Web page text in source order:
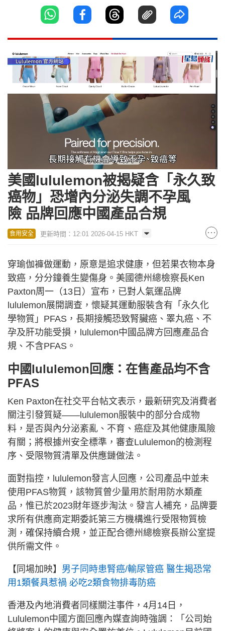
Unmute Loaded:
59.86%
美國lululemon被揭疑含「永久致
癌物」恐增內分泌失調不孕風
險 品牌回應中國產品合規
食用安全 更新時間：12:01 2026-04-15 HKT
穿瑜伽褲做運動，原意是追求健康，但若果衣物本身
致癌，分分鐘養生變傷身。美國德州總檢察長Ken
Paxton周一（13日）宣布，已對人氣運品牌
lululemon展開調查，懷疑其運動服裝含有「永久化
學物質」PFAS，長期接觸恐致腎臟癌、睪丸癌、不
孕及肝功能受損，lululemon中國品牌方回應產品合
規、不含PFAS。
中國lululemon回應：在售產品均不含
PFAS
Ken Paxton在社交平台帖文表示，最新研究及消費者
關注引發質疑——lululemon服裝中的部分合成物
料，是否與內分泌紊亂、不育、癌症及其他健康風險
有關；將根據州安全標準，審查Lululemon的檢測程
序、受限物質清單及供應鏈做法。
面對指控，lululemon發言人回應，公司產品中並未
使用PFAS物質，該物質曾少量用於耐用防水類產
品，惟已於2023財年逐步淘汰。發言人補充，品牌要
求所有供應商定期委託第三方機構進行受限物質檢
測，確保持續合規，並正配合德州總檢察長辦公室提
供所需文件。
【同場加映】 男子同時患腎癌/輸尿管癌 醫生揭恐常
用1類餐具惹禍 必吃2類食物排毒防癌
香港及內地消費者同樣關注事件，4月14日，
Lululemon中國方面回應內媒查詢時強調：「公司始